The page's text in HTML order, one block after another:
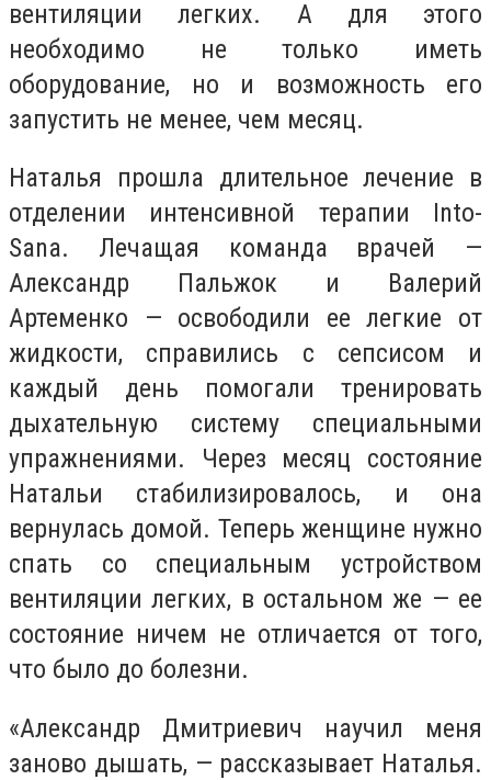
вентиляции легких. А для этого
необходимо не только иметь
оборудование, но и возможность его
запустить не менее, чем месяц.
Наталья прошла длительное лечение в
отделении интенсивной терапии Into-
Sana. Лечащая команда врачей —
Александр Пальжок и Валерий
Артеменко — освободили ее легкие от
жидкости, справились с сепсисом и
каждый день помогали тренировать
дыхательную систему специальными
упражнениями. Через месяц состояние
Натальи стабилизировалось, и она
вернулась домой. Теперь женщине нужно
спать со специальным устройством
вентиляции легких, в остальном же — ее
состояние ничем не отличается от того,
что было до болезни.
«Александр Дмитриевич научил меня
заново дышать, — рассказывает Наталья.